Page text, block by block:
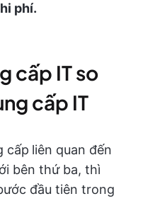
phí.
cấp IT so
cấp IT
cấp liên quan đến
bên thứ ba, thì
đầu tiên trong